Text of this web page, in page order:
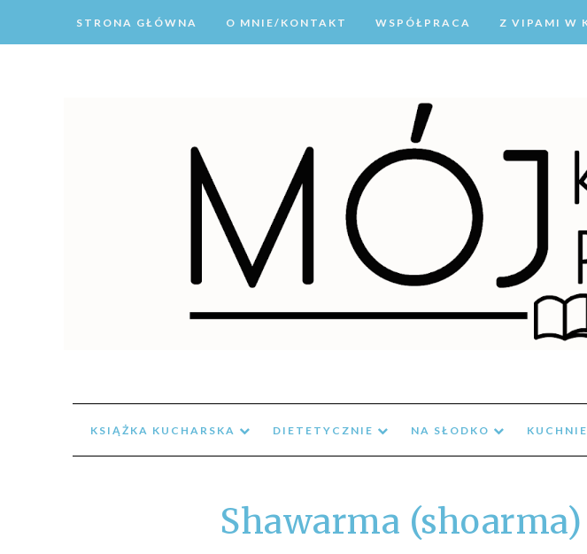
STRONA GŁÓWNA O MNIE/KONTAKT WSPÓŁPRACA Z VIPAMI W
KSIĄŻKA KUCHARSKA DIETETYCZNIE NA SŁODKO
Shawarma